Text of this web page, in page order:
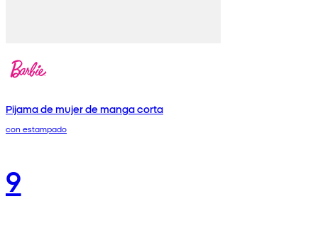
Pijama de mujer de manga corta
con estampado
9